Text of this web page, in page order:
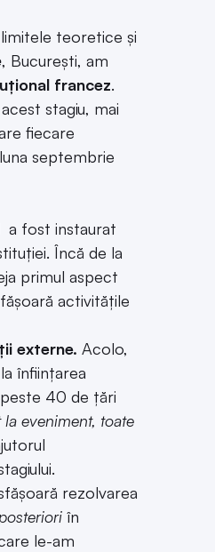
teoretice și
, București, am
francez.
stagiu, mai
fiecare
septembrie
a fost instaurat
Încă de la
primul aspect
activitățile
externe. Acolo,
înființarea
40 de țări
eveniment, toate
rezolvarea
în
le-am